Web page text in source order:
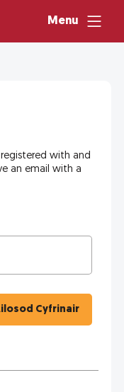
Menu
with and
an email with a
Cyfrinair